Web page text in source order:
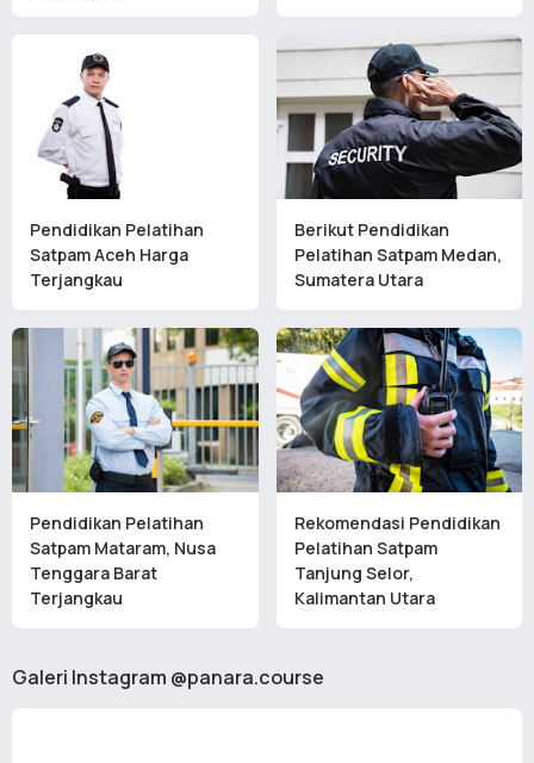
Pendidikan Pelatihan
Satpam Aceh Harga
Terjangkau
Berikut Pendidikan
Pelatihan Satpam Medan,
Sumatera Utara
Pendidikan Pelatihan
Satpam Mataram, Nusa
Tenggara Barat
Terjangkau
Rekomendasi Pendidikan
Pelatihan Satpam
Tanjung Selor,
Kalimantan Utara
Galeri Instagram @panara.course